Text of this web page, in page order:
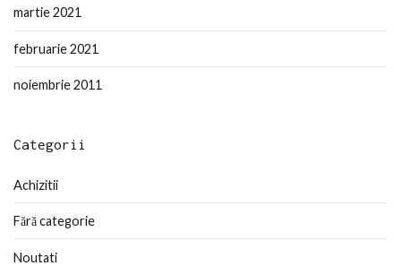
martie 2021
februarie 2021
noiembrie 2011
Categorii
Achizitii
Fără categorie
Noutati